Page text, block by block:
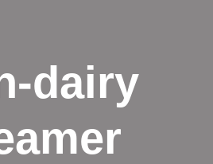
dairy